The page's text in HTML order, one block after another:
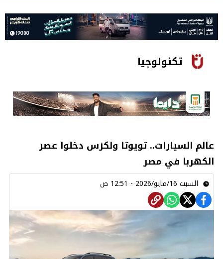
تكنولوجيا
عالم السيارات.. تويوتا ولكزس دخلوا عصر
الكهربا في مصر
السبت 16/مايو/2026 - 12:51 ص